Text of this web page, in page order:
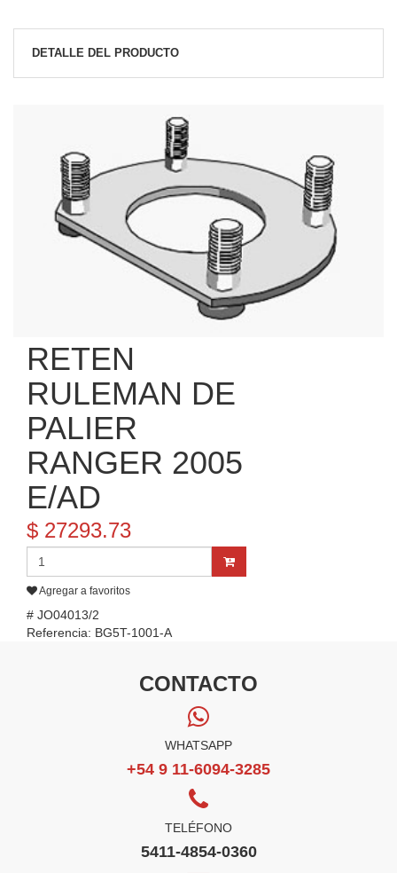
DETALLE DEL PRODUCTO
RETEN
RULEMAN DE
PALIER
RANGER 2005
E/AD
$ 27293.73
Agregar a favoritos
# JO04013/2
Referencia: BG5T-1001-A
CONTACTO
WHATSAPP
+54 9 11-6094-3285
TELÉFONO
5411-4854-0360